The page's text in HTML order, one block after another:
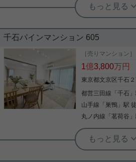
室内新規フル
の飼育も可能とな
れることを考えてい
になった方はお気軽
せお待ちしておりま
写真(9)
千石パインマンション 605
［売りマンション］
1億3,800万円
東京都文京区千石
都営三田線 「千石
山手線 「 巣鴨 」駅
丸ノ内線 「茗荷谷
実用春日ホーム 富坂サテライト 金子瑠茄
南東・南西の